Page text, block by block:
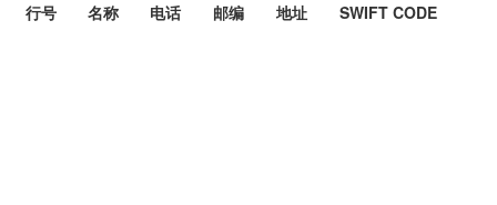
行号 名称 电话 邮编 地址 SWIFT CODE